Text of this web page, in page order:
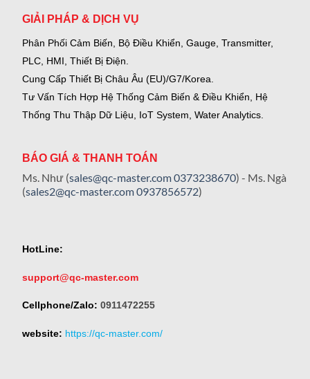
GIẢI PHÁP & DỊCH VỤ
Phân Phối Cảm Biến, Bộ Điều Khiển, Gauge, Transmitter,
PLC, HMI, Thiết Bị Điện.
Cung Cấp Thiết Bị Châu Âu (EU)/G7/Korea.
Tư Vấn Tích Hợp Hệ Thống Cảm Biến & Điều Khiển, Hệ
Thống Thu Thập Dữ Liệu, IoT System, Water Analytics.
BÁO GIÁ & THANH TOÁN
Ms. Như (sales@qc-master.com0373238670) - Ms. Ngà
(sales2@qc-master.com0937856572)
HotLine:
support@qc-master.com
Cellphone/Zalo: 0911472255
website: https://qc-master.com/